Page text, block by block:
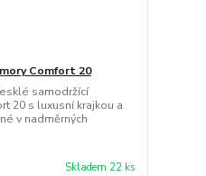
Comfort 20
samodržící
20 s luxusní krajkou a
v nadměrných
Skladem 22 ks